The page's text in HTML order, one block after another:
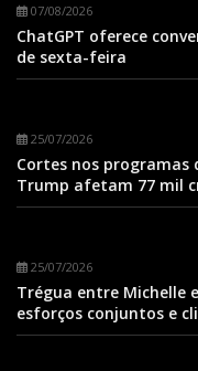
07/08/2026
ChatGPT oferece
de sexta-feira
25/07/2026
Cortes nos programas
Trump afetam 77 mil
25/07/2026
Trégua entre Michelle
esforços conjuntos e